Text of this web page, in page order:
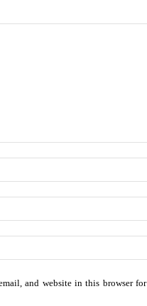
and website in this browser